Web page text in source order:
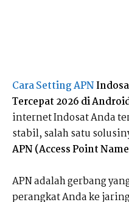
Cara Setting APN
Tercepat 2026 di
internet Indosat Anda
stabil, salah satu
APN (Access Point
APN adalah gerbang
perangkat Anda ke